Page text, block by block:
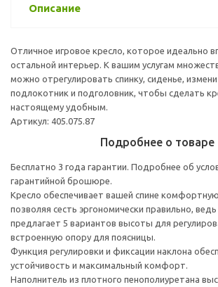
Описание
Отличное игровое кресло, которое идеально
остальной интерьер. К вашим услугам
можно отрегулировать спинку, сиденье,
подлокотник и подголовник, чтобы сделать
настоящему удобным.
Артикул: 405.075.87
Подробнее о товаре
Бесплатно 3 года гарантии. Подробнее об
гарантийной брошюре.
Кресло обеспечивает вашей спине
позволяя сесть эргономически правильно, ведь
предлагает 5 вариантов высоты для
встроенную опору для поясницы.
Функция регулировки и фиксации наклона
устойчивость и максимальный комфорт.
Наполнитель из плотного пенополиуретана